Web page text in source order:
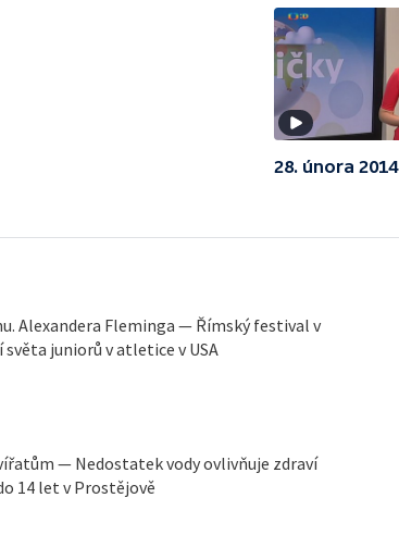
28. února 2014
Alexandera Fleminga — Římský festival v
juniorů v atletice v USA
— Nedostatek vody ovlivňuje zdraví
14 let v Prostějově